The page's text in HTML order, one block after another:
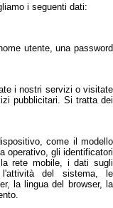
i seguenti dati:
utente, una password
i nostri servizi o visitate
pubblicitari. Si tratta dei
come il modello
operativo, gli identificatori
rete mobile, i dati sugli
del sistema, le
la lingua del browser, la